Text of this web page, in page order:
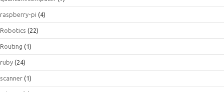
raspberry-pi (4)
Robotics (22)
Routing (1)
ruby (24)
scanner (1)